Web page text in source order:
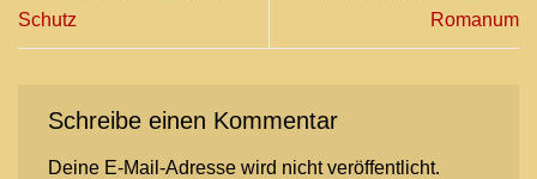
Schutz
Romanum
Schreibe einen Kommentar
Deine E-Mail-Adresse wird nicht veröffentlicht.